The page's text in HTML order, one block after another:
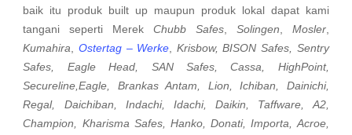
baik itu produk built up maupun produk lokal dapat kami
tangani seperti Merek Chubb Safes, Solingen Mosler,
Kumahira ,Ostertag – Werke
Krisbow, BISON Safes, Sentry
Safes, Eagle Head, SAN Safes, Cassa, HighPoint,
Secureline,Eagle, Brankas Antam, Lion, Ichiban, Dainichi,
Regal, Daichiban, Indachi, Idachi, Daikin, Taffware, A2,
Champion, Kharisma Safes, Hanko, Donati, Importa, Acroe,